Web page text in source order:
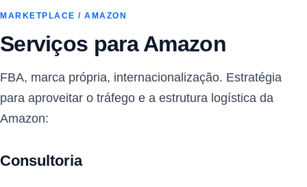
MARKETPLACE / AMAZON
Serviços para Amazon
FBA, marca própria, internacionalização. Estratégia
para aproveitar o tráfego e a estrutura logística da
Amazon:
Consultoria